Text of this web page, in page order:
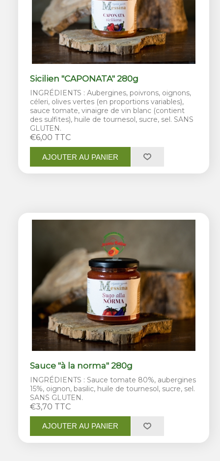
Sicilien "CAPONATA" 280g
INGRÉDIENTS : Aubergines, poivrons, oignons,
céleri, olives vertes (en proportions variables),
sauce tomate, vinaigre de vin blanc (contient
des sulfites), huile de tournesol, sucre, sel. SANS
GLUTEN.
€6,00 TTC
AJOUTER AU PANIER
Sauce "à la norma" 280g
INGRÉDIENTS : Sauce tomate 80%, aubergines
15%, oignon, basilic, huile de tournesol, sucre, sel.
SANS GLUTEN.
€3,70 TTC
AJOUTER AU PANIER